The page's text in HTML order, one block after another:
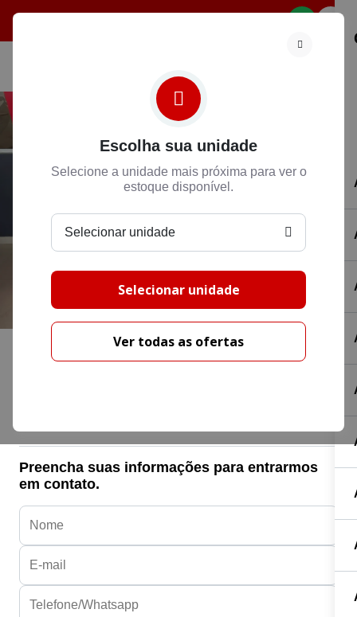
Preencha suas informações para entrarmos
em contato.
Escolha sua unidade
Selecione a unidade mais próxima para ver o
estoque disponível.
Selecionar unidade
Selecionar unidade
Ver todas as ofertas